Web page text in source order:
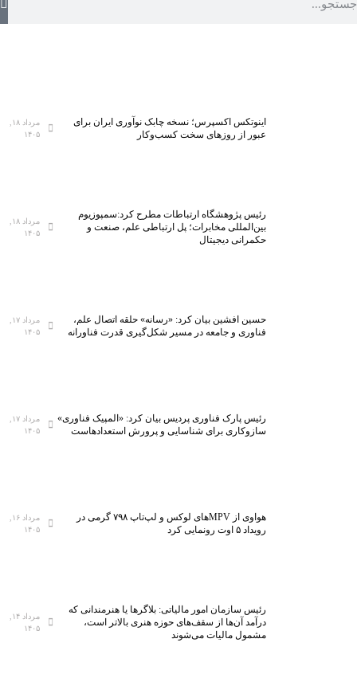
اینوتکس اکسپرس؛ نسخه چابک نوآوری ایران برای
عبور از روزهای سخت کسب‌وکار
۱۴۰۵
رئیس پژوهشگاه ارتباطات مطرح کرد:سمپوزیوم
بین‌المللی مخابرات؛ پل ارتباطی علم، صنعت و
حکمرانی دیجیتال
۱۴۰۵
حسین افشین بیان کرد: «رسانه» حلقه اتصال علم،
فناوری و جامعه در مسیر شکل‌گیری قدرت فناورانه
۱۴۰۵
رئیس پارک فناوری پردیس بیان کرد: «المپیک فناوری»
سازوکاری برای شناسایی و پرورش استعدادهاست
۱۴۰۵
هواوی از MPVهای لوکس و لپ‌تاپ ۷۹۸ گرمی در
رویداد ۵ اوت رونمایی کرد
۱۴۰۵
رئیس سازمان امور مالیاتی: بلاگر‌ها یا هنرمندانی که
درآمد آن‌ها از سقف‌های حوزه هنری بالاتر است،
مشمول مالیات می‌شوند
۱۴۰۵